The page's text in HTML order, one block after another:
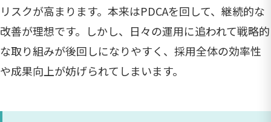
リスクが高まります。本来はPDCAを回して、継続的な
改善が理想です。しかし、日々の運用に追われて戦略的
な取り組みが後回しになりやすく、採用全体の効率性
や成果向上が妨げられてしまいます。